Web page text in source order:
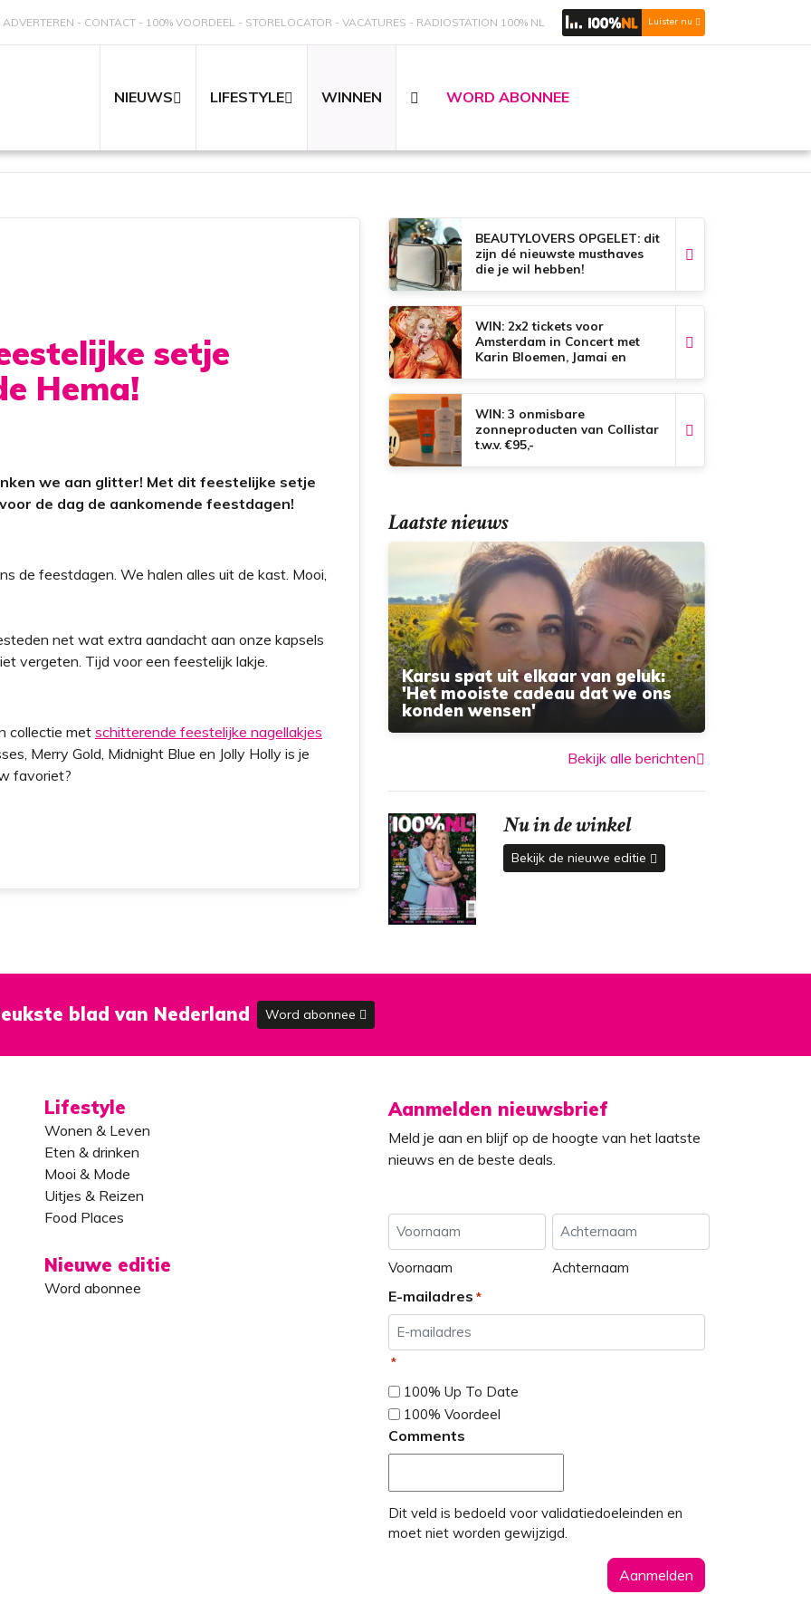
ADVERTEREN CONTACT 100% VOORDEEL STORELOCATOR VACATURES RADIOSTATION 100% NL Luister nu
NIEUWS LIFESTYLE WINNEN WORD ABONNEE
setje
Hema!
we aan glitter! Met dit feestelijke setje
de dag de aankomende feestdagen!
de feestdagen. We halen alles uit de kast. Mooi,
net wat extra aandacht aan onze kapsels
vergeten. Tijd voor een feestelijk lakje.
collectie met schitterende feestelijke nagellakjes
Merry Gold, Midnight Blue en Jolly Holly is je
favoriet?
BEAUTYLOVERS OPGELET: dit
zijn dé nieuwste musthaves
die je wil hebben!
WIN: 2x2 tickets voor
Amsterdam in Concert met
Karin Bloemen, Jamai en
WIN: 3 onmisbare
zonneproducten van Collistar
t.w.v. €95,-
Laatste nieuws
Karsu spat uit elkaar van geluk:
'Het mooiste cadeau dat we ons
konden wensen'
Bekijk alle berichten
Nu in de winkel
Bekijk de nieuwe editie
blad van Nederland Word abonnee
Lifestyle
Wonen & Leven
Eten & drinken
Mooi & Mode
Uitjes & Reizen
Food Places
Nieuwe editie
Word abonnee
Aanmelden nieuwsbrief
Meld je aan en blijf op de hoogte van het laatste
nieuws en de beste deals.
Voornaam Achternaam
E-mailadres *
*
100% Up To Date
100% Voordeel
Comments
Dit veld is bedoeld voor validatiedoeleinden en
moet niet worden gewijzigd.